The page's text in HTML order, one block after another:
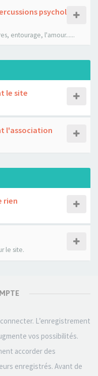
psychol
entourage, l'amour......
le site
l'association
rien
le site.
L’enregistrement
vos possibilités.
accorder des
enregistrés. Avant de